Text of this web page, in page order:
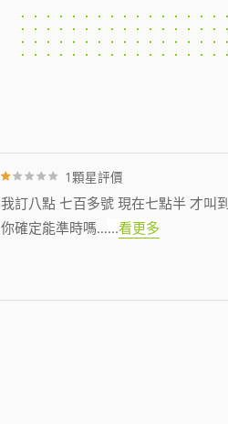
1顆星評價
我訂八點 七百多號 現在七點半 才叫
你確定能準時嗎…...看更多